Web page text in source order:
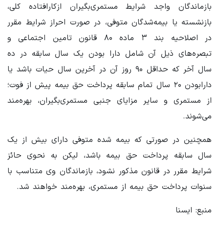
بازماندگان واجد شرایط مستمری‌بگیران ازکارافتاده کلی،
بازنشسته یا بیمه‌شدگان متوفی، در صورت احراز شرایط مقرر
در اصلاحیه بند ۳ ماده ۸۰ قانون تامین اجتماعی و
تبصره‌های ذیل آن شامل دارا بودن یک سال سابقه در ده
سال آخر که حداقل ۹۰ روز آن در آخرین سال حیات باشد یا
دارابودن ۲۰ سال تمام سابقه پرداخت حق بیمه پیش از فوت؛
از مستمری و سایر مزایای جنبی مستمری‌بگیران، بهره‌مند
می‌شوند.
همچنین در صورتی که بیمه شده متوفی دارای بیش از یک
سال سابقه پرداخت حق بیمه باشد، لیکن به نحوی حائز
شرایط مقرر در قانون مذکور نشود، بازماندگان وی متناسب با
سنوات پرداخت حق بیمه از مستمری، بهره‌مند خواهند شد.
منبع: ایسنا